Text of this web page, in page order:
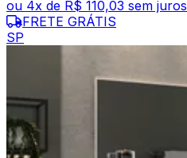
ou 4x de R$ 110,03 sem juros
FRETE GRÁTIS
SP